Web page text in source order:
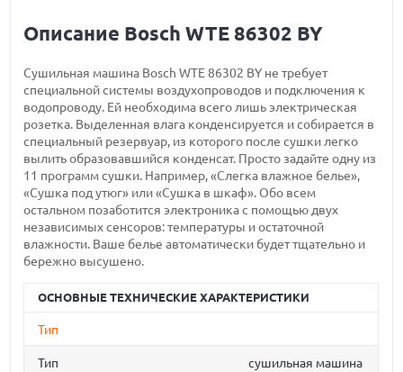
Описание Bosch WTE 86302 BY
Сушильная машина Bosch WTE 86302 BY не требует
специальной системы воздухопроводов и подключения к
водопроводу. Ей необходима всего лишь электрическая
розетка. Выделенная влага конденсируется и собирается в
специальный резервуар, из которого после сушки легко
вылить образовавшийся конденсат. Просто задайте одну из
11 программ сушки. Например, «Слегка влажное белье»,
«Сушка под утюг» или «Сушка в шкаф». Обо всем
остальном позаботится электроника с помощью двух
независимых сенсоров: температуры и остаточной
влажности. Ваше белье автоматически будет тщательно и
бережно высушено.
ОСНОВНЫЕ ТЕХНИЧЕСКИЕ ХАРАКТЕРИСТИКИ
Тип
Тип сушильная машина